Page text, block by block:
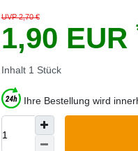
UVP 2,70 €
1,90 EUR
Inhalt 1 Stück
Ihre Bestellung wird